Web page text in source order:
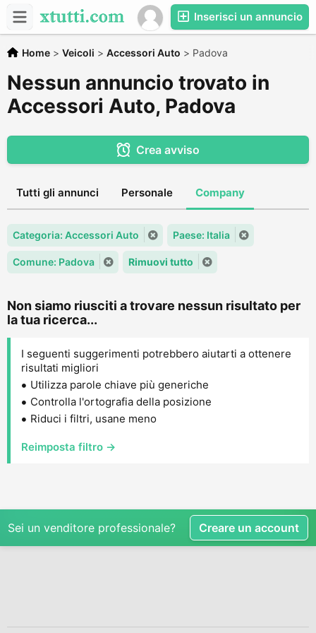
Inserisci un annuncio
Home > Veicoli > Accessori Auto > Padova
Nessun annuncio trovato in
Accessori Auto, Padova
Crea avviso
Tutti gli annunci Personale Company
Categoria: Accessori Auto Paese: Italia
Comune: Padova Rimuovi tutto
Non siamo riusciti a trovare nessun risultato per
la tua ricerca...
I seguenti suggerimenti potrebbero aiutarti a ottenere
risultati migliori
Utilizza parole chiave più generiche
Controlla l'ortografia della posizione
Riduci i filtri, usane meno
Reimposta filtro →
Sei un venditore professionale? Creare un account